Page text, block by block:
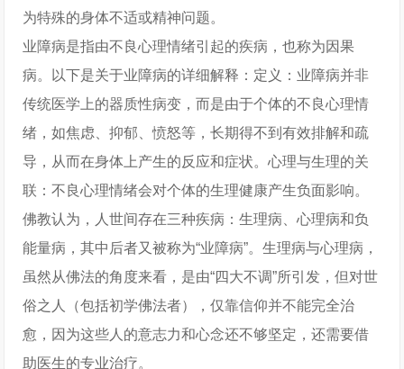
为特殊的身体不适或精神问题。
业障病是指由不良心理情绪引起的疾病，也称为因果
病。以下是关于业障病的详细解释：定义：业障病并非
传统医学上的器质性病变，而是由于个体的不良心理情
绪，如焦虑、抑郁、愤怒等，长期得不到有效排解和疏
导，从而在身体上产生的反应和症状。心理与生理的关
联：不良心理情绪会对个体的生理健康产生负面影响。
佛教认为，人世间存在三种疾病：生理病、心理病和负
能量病，其中后者又被称为“业障病”。生理病与心理病，
虽然从佛法的角度来看，是由“四大不调”所引发，但对世
俗之人（包括初学佛法者），仅靠信仰并不能完全治
愈，因为这些人的意志力和心念还不够坚定，还需要借
助医生的专业治疗。